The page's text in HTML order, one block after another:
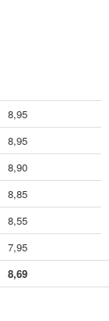
8,95
8,95
8,90
8,85
8,55
7,95
8,69